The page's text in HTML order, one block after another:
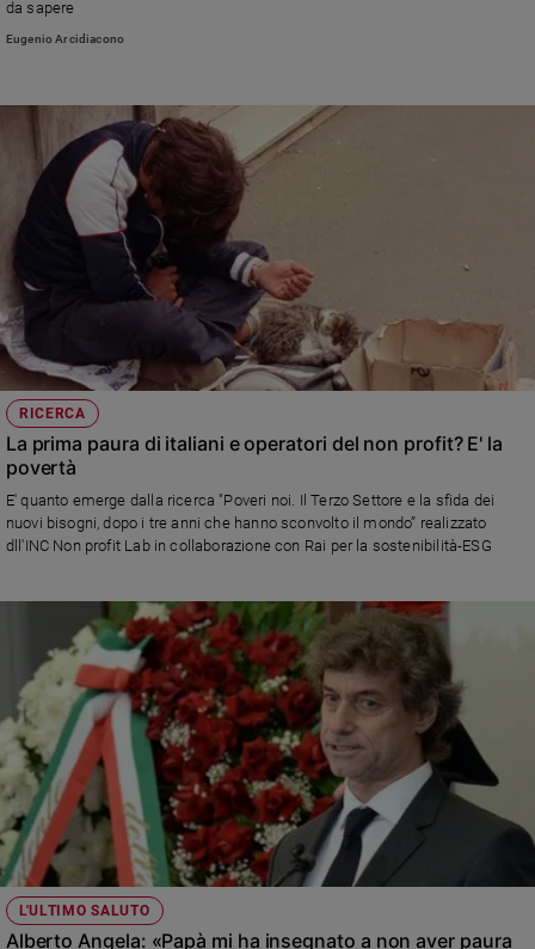
da sapere
Eugenio Arcidiacono
RICERCA
La prima paura di italiani e operatori del non profit? E' la
povertà
E' quanto emerge dalla ricerca "Poveri noi. Il Terzo Settore e la sfida dei
nuovi bisogni, dopo i tre anni che hanno sconvolto il mondo” realizzato
dll'INC Non profit Lab in collaborazione con Rai per la sostenibilità-ESG
L'ULTIMO SALUTO
Alberto Angela: «Papà mi ha insegnato a non aver paura